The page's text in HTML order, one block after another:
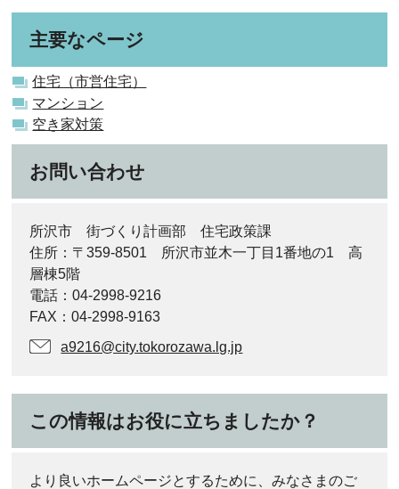
主要なページ
住宅（市営住宅）
マンション
空き家対策
お問い合わせ
所沢市 街づくり計画部 住宅政策課
住所：〒359-8501 所沢市並木一丁目1番地の1 高
層棟5階
電話：04-2998-9216
FAX：04-2998-9163
a9216@city.tokorozawa.lg.jp
この情報はお役に立ちましたか？
より良いホームページとするために、みなさまのご